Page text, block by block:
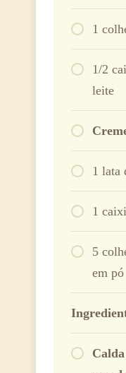
1
1/2
leite
1 lata
1
5
em pó